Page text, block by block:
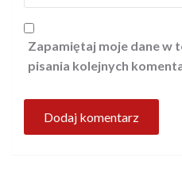
Zapamiętaj moje dane w
pisania kolejnych